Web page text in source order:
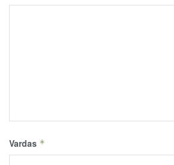
Vardas *